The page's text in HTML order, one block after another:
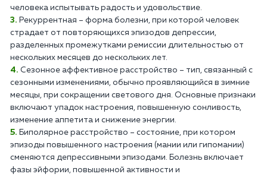
человека испытывать радость и удовольствие.
Рекуррентная – форма болезни, при которой человек
страдает от повторяющихся эпизодов депрессии,
разделенных промежутками ремиссии длительностью от
нескольких месяцев до нескольких лет.
Сезонное аффективное расстройство – тип, связанный с
сезонными изменениями, обычно проявляющийся в зимние
месяцы, при сокращении светового дня. Основные признаки
включают упадок настроения, повышенную сонливость,
изменение аппетита и снижение энергии.
Биполярное расстройство – состояние, при котором
эпизоды повышенного настроения (мании или гипомании)
сменяются депрессивными эпизодами. Болезнь включает
фазы эйфории, повышенной активности и